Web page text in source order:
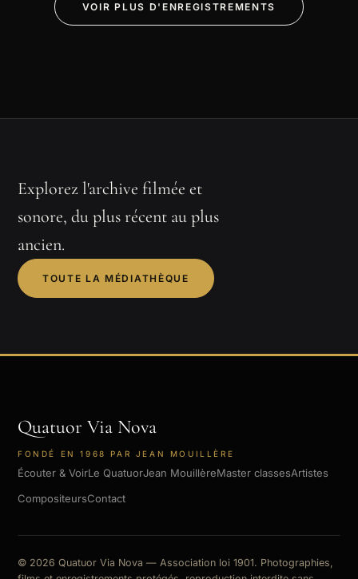
VOIR PLUS D'ENREGISTREMENTS
Explorez l'archive filmée et
sonore, du plus récent au plus
ancien.
TOUTE LA MÉDIATHÈQUE
Quatuor Via Nova
FONDÉ EN 1968 PAR JEAN MOUILLÈRE
Écouter & VoirLe QuatuorJean MouillèreMaster classesArtistes
CompositeursContact
© 2026 Quatuor Via Nova — Association loi 1901. Photographies,